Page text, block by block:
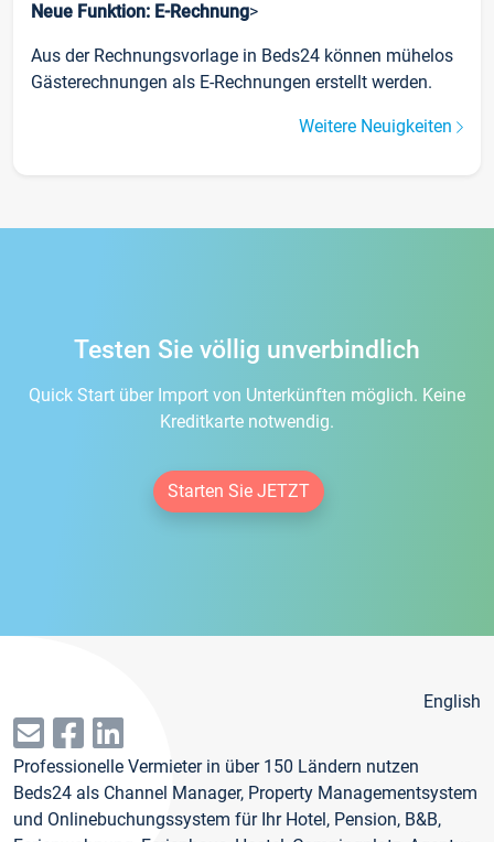
Neue Funktion: E-Rechnung>
Aus der Rechnungsvorlage in Beds24 können mühelos
Gästerechnungen als E-Rechnungen erstellt werden.
Weitere Neuigkeiten
Testen Sie völlig unverbindlich
Quick Start über Import von Unterkünften möglich. Keine
Kreditkarte notwendig.
Starten Sie JETZT
English
Professionelle Vermieter in über 150 Ländern nutzen
Beds24 als Channel Manager, Property Managementsystem
und Onlinebuchungssystem für Ihr Hotel, Pension, B&B,